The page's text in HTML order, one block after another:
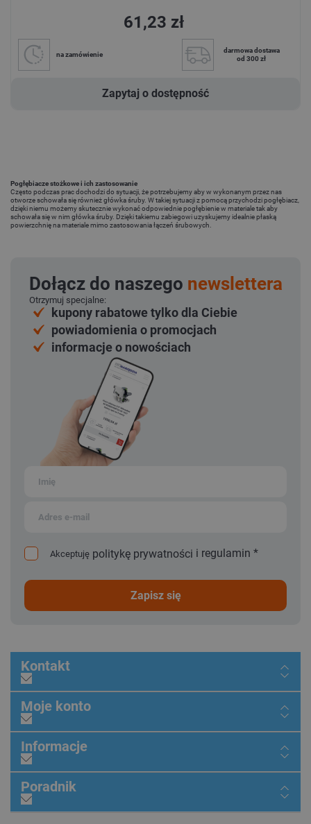
61,23 zł
na zamówienie
darmowa dostawa
od 300 zł
Zapytaj o dostępność
Pogłębiacze stożkowe i ich zastosowanie
Często podczas prac dochodzi do sytuacji, że potrzebujemy aby w wykonanym przez nas
otworze schowała się również główka śruby. W takiej sytuacji z pomocą przychodzi pogłębiacz,
dzięki niemu możemy skutecznie wykonać odpowiednie pogłębienie w materiale tak aby
schowała się w nim główka śruby. Dzięki takiemu zabiegowi uzyskujemy idealnie płaską
powierzchnię na materiale mimo zastosowania łączeń śrubowych.
Dołącz do naszego newslettera
Otrzymuj specjalne:
kupony rabatowe tylko dla Ciebie
powiadomienia o promocjach
informacje o nowościach
Akceptuję politykę prywatności i regulamin *
zapisz się
Kontakt
Moje konto
Informacje
Poradnik